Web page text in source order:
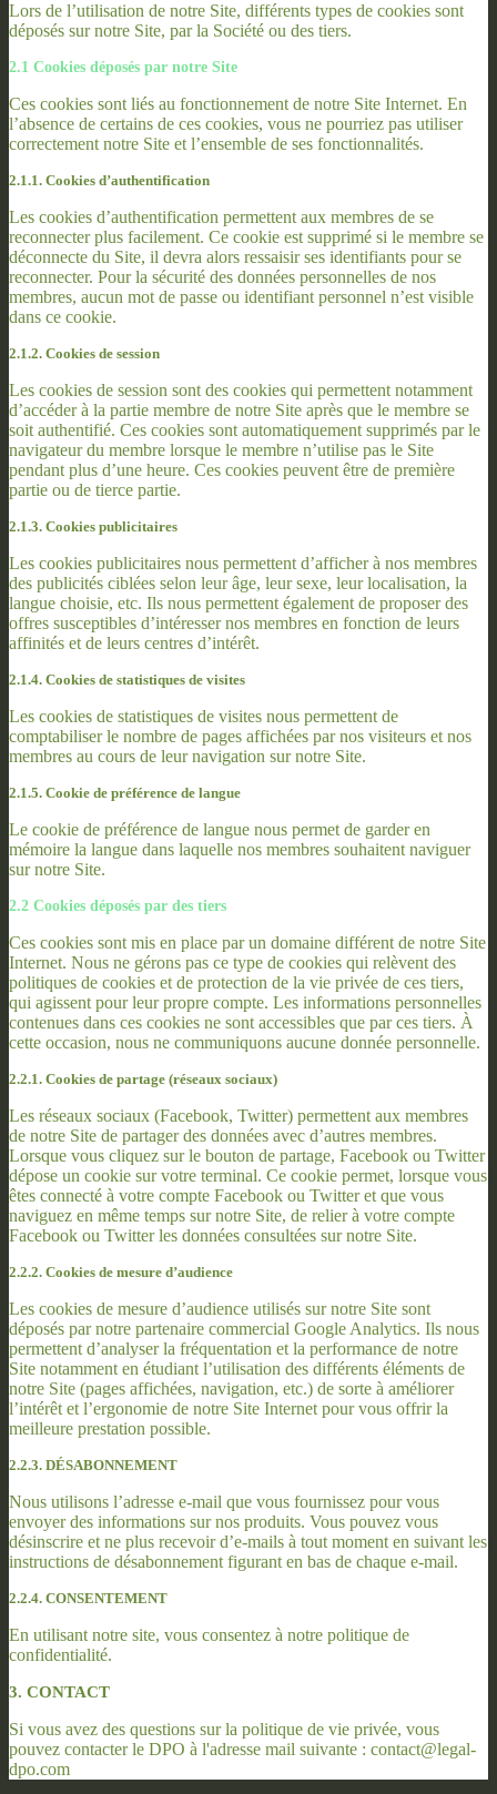
Lors de l’utilisation de notre Site, différents types de cookies sont
déposés sur notre Site, par la Société ou des tiers.
2.1 Cookies déposés par notre Site
Ces cookies sont liés au fonctionnement de notre Site Internet. En
l’absence de certains de ces cookies, vous ne pourriez pas utiliser
correctement notre Site et l’ensemble de ses fonctionnalités.
2.1.1. Cookies d’authentification
Les cookies d’authentification permettent aux membres de se
reconnecter plus facilement. Ce cookie est supprimé si le membre se
déconnecte du Site, il devra alors ressaisir ses identifiants pour se
reconnecter. Pour la sécurité des données personnelles de nos
membres, aucun mot de passe ou identifiant personnel n’est visible
dans ce cookie.
2.1.2. Cookies de session
Les cookies de session sont des cookies qui permettent notamment
d’accéder à la partie membre de notre Site après que le membre se
soit authentifié. Ces cookies sont automatiquement supprimés par le
navigateur du membre lorsque le membre n’utilise pas le Site
pendant plus d’une heure. Ces cookies peuvent être de première
partie ou de tierce partie.
2.1.3. Cookies publicitaires
Les cookies publicitaires nous permettent d’afficher à nos membres
des publicités ciblées selon leur âge, leur sexe, leur localisation, la
langue choisie, etc. Ils nous permettent également de proposer des
offres susceptibles d’intéresser nos membres en fonction de leurs
affinités et de leurs centres d’intérêt.
2.1.4. Cookies de statistiques de visites
Les cookies de statistiques de visites nous permettent de
comptabiliser le nombre de pages affichées par nos visiteurs et nos
membres au cours de leur navigation sur notre Site.
2.1.5. Cookie de préférence de langue
Le cookie de préférence de langue nous permet de garder en
mémoire la langue dans laquelle nos membres souhaitent naviguer
sur notre Site.
2.2 Cookies déposés par des tiers
Ces cookies sont mis en place par un domaine différent de notre Site
Internet. Nous ne gérons pas ce type de cookies qui relèvent des
politiques de cookies et de protection de la vie privée de ces tiers,
qui agissent pour leur propre compte. Les informations personnelles
contenues dans ces cookies ne sont accessibles que par ces tiers. À
cette occasion, nous ne communiquons aucune donnée personnelle.
2.2.1. Cookies de partage (réseaux sociaux)
Les réseaux sociaux (Facebook, Twitter) permettent aux membres
de notre Site de partager des données avec d’autres membres.
Lorsque vous cliquez sur le bouton de partage, Facebook ou Twitter
dépose un cookie sur votre terminal. Ce cookie permet, lorsque vous
êtes connecté à votre compte Facebook ou Twitter et que vous
naviguez en même temps sur notre Site, de relier à votre compte
Facebook ou Twitter les données consultées sur notre Site.
2.2.2. Cookies de mesure d’audience
Les cookies de mesure d’audience utilisés sur notre Site sont
déposés par notre partenaire commercial Google Analytics. Ils nous
permettent d’analyser la fréquentation et la performance de notre
Site notamment en étudiant l’utilisation des différents éléments de
notre Site (pages affichées, navigation, etc.) de sorte à améliorer
l’intérêt et l’ergonomie de notre Site Internet pour vous offrir la
meilleure prestation possible.
2.2.3. DÉSABONNEMENT
Nous utilisons l’adresse e-mail que vous fournissez pour vous
envoyer des informations sur nos produits. Vous pouvez vous
désinscrire et ne plus recevoir d’e-mails à tout moment en suivant les
instructions de désabonnement figurant en bas de chaque e-mail.
2.2.4. CONSENTEMENT
En utilisant notre site, vous consentez à notre politique de
confidentialité.
3. CONTACT
Si vous avez des questions sur la politique de vie privée, vous
pouvez contacter le DPO à l'adresse mail suivante : contact@legal-
dpo.com